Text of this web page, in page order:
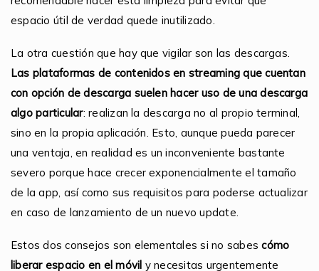
espacio útil de verdad quede inutilizado.
La otra cuestión que hay que vigilar son las descargas.
Las plataformas de contenidos en streaming que cuentan
con opción de descarga suelen hacer uso de una descarga
algo particular: realizan la descarga no al propio terminal,
sino en la propia aplicación. Esto, aunque pueda parecer
una ventaja, en realidad es un inconveniente bastante
severo porque hace crecer exponencialmente el tamaño
de la app, así como sus requisitos para poderse actualizar
en caso de lanzamiento de un nuevo update.
Estos dos consejos son elementales si no sabescómo
liberar espacio en el móvil y necesitas urgentemente